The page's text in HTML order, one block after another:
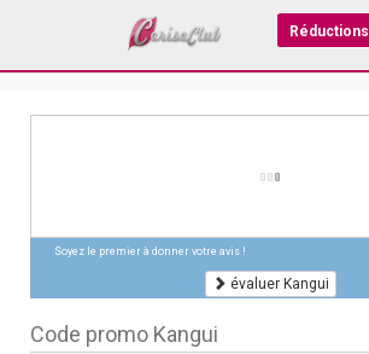
Réductions
Soyez le premier à donner votre avis !
évaluer Kangui
Code promo Kangui